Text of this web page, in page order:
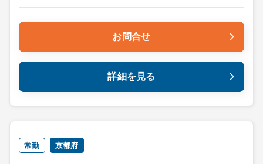
お問合せ
詳細を見る
常勤 京都府